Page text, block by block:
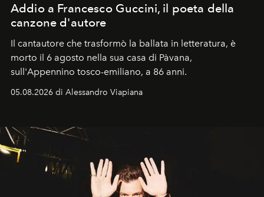
Addio a Francesco Guccini, il poeta della
canzone d'autore
Il cantautore che trasformò la ballata in letteratura, è
morto il 6 agosto nella sua casa di Pàvana,
sull'Appennino tosco-emiliano, a 86 anni.
05.08.2026 di Alessandro Viapiana